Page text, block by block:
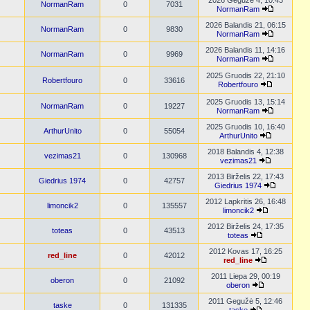
NormanRam 0 7031
NormanRam
NormanRam 0 9830
2026 Balandis 21, 06:15
NormanRam
NormanRam 0 9969
2026 Balandis 11, 14:16
NormanRam
Robertfouro 0 33616
2025 Gruodis 22, 21:10
Robertfouro
NormanRam 0 19227
2025 Gruodis 13, 15:14
NormanRam
ArthurUnito 0 55054
2025 Gruodis 10, 16:40
ArthurUnito
vezimas21 0 130968
2018 Balandis 4, 12:38
vezimas21
Giedrius 1974 0 42757
2013 Birželis 22, 17:43
Giedrius 1974
limoncik2 0 135557
2012 Lapkritis 26, 16:48
limoncik2
toteas 0 43513
2012 Birželis 24, 17:35
toteas
red_line 0 42012
2012 Kovas 17, 16:25
red_line
oberon 0 21092
2011 Liepa 29, 00:19
oberon
taske 0 131335
2011 Gegužė 5, 12:46